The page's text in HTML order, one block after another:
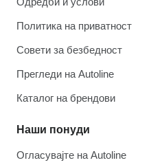
Политика на приватност
Совети за безбедност
Прегледи на Autoline
Каталог на брендови
Наши понуди
Огласувајте на Autoline